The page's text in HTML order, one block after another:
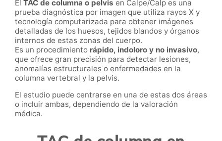
El TAC de columna o pelvis en Calpe/Calp es una
prueba diagnóstica por imagen que utiliza rayos X y
tecnología computarizada para obtener imágenes
detalladas de los huesos, tejidos blandos y órganos
internos de estas zonas del cuerpo.
Es un procedimiento rápido, indoloro y no invasivo,
que ofrece gran precisión para detectar lesiones,
anomalías estructurales o enfermedades en la
columna vertebral y la pelvis.
El estudio puede centrarse en una de estas dos áreas
o incluir ambas, dependiendo de la valoración
médica.